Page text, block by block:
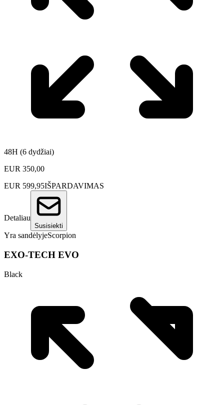
48H (6 dydžiai)
EUR 350,00
EUR 599,95IŠPARDAVIMAS
Detaliau
Susisiekti
Yra sandėlyjeScorpion
EXO-TECH EVO
Black